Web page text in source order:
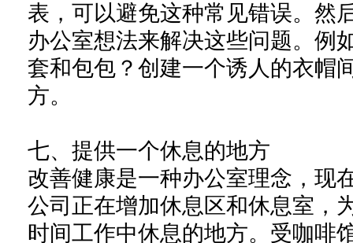
表，可以避免这种常见错误。然
办公室想法来解决这些问题。例
套和包包？创建一个诱人的衣帽
方。
七、 提供一个休息的地方
改善健康是一种办公室理念，现
公司正在增加休息区和休息室，
时间工作中休息的地方。受咖啡